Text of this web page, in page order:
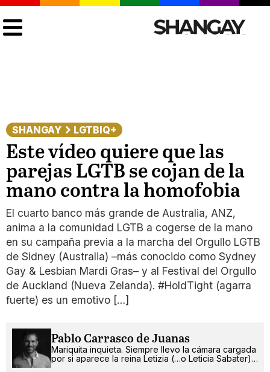
SHANGAY LGTBIQ+
Este vídeo quiere que las
parejas LGTB se cojan de la
mano contra la homofobia
El cuarto banco más grande de Australia, ANZ,
anima a la comunidad LGTB a cogerse de la mano
en su campaña previa a la marcha del Orgullo LGTB
de Sidney (Australia) –más conocido como Sydney
Gay & Lesbian Mardi Gras– y al Festival del Orgullo
de Auckland (Nueva Zelanda). #HoldTight (agarra
fuerte) es un emotivo […]
Pablo Carrasco de Juanas
Mariquita inquieta. Siempre llevo la cámara cargada
por si aparece la reina Letizia (…o Leticia Sabater).